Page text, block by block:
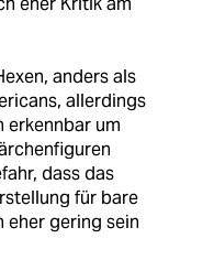
anders als
allerdings
erkennbar um
dass das
für bare
eher gering sein